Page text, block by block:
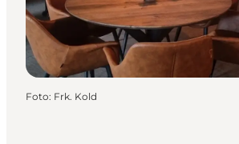
Praktische Informationen
Foto: Frk. Kold